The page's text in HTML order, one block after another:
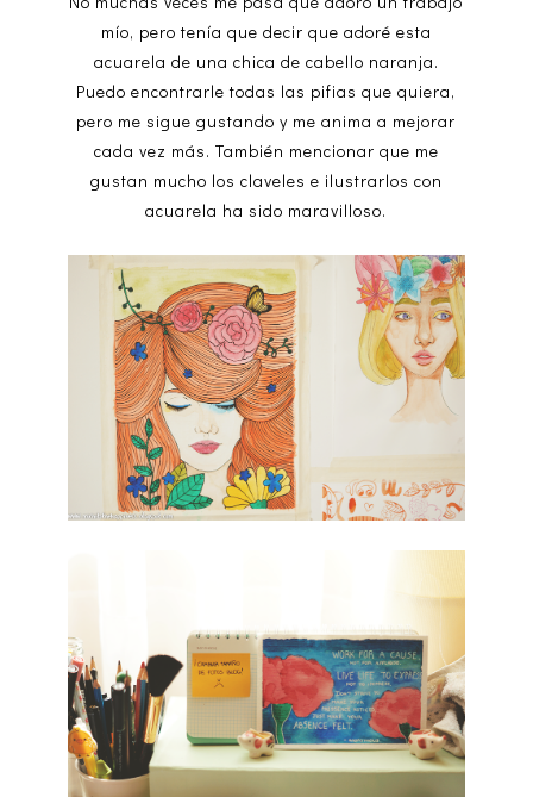
mío, pero tenía que decir que adoré esta
acuarela de una chica de cabello naranja.
Puedo encontrarle todas las pifias que quiera,
pero me sigue gustando y me anima a mejorar
cada vez más. También mencionar que me
gustan mucho los claveles e ilustrarlos con
acuarela ha sido maravilloso.